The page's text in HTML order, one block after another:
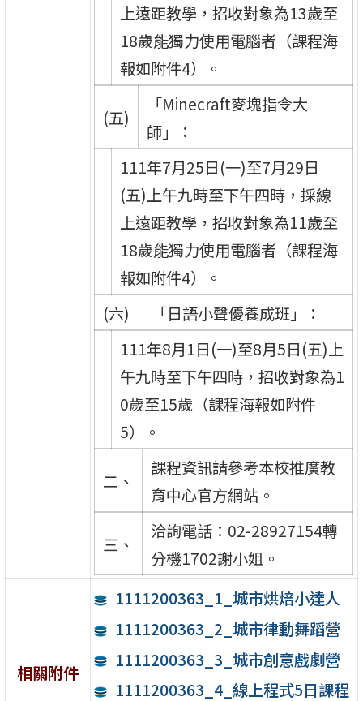
上遠距教學，招收對象為13歲至
18歲能獨力使用電腦者（課程海
報如附件4）。
(五)
「Minecraft麥塊指令大
師」：
111年7月25日(一)至7月29日
(五)上午九時至下午四時，採線
上遠距教學，招收對象為11歲至
18歲能獨力使用電腦者（課程海
報如附件4）。
(六)
「日語小聲優養成班」：
111年8月1日(一)至8月5日(五)上
午九時至下午四時，招收對象為1
0歲至15歲（課程海報如附件
5）。
二、
課程資訊請參考本校推廣教
育中心官方網站。
三、
洽詢電話：02-28927154轉
分機1702謝小姐。
相關附件
1111200363_1_城市烘焙小達人
1111200363_2_城市律動舞蹈營
1111200363_3_城市創意戲劇營
1111200363_4_線上程式5日課程